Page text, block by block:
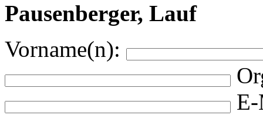
Pausenberger, Lauf
Vorname(n):